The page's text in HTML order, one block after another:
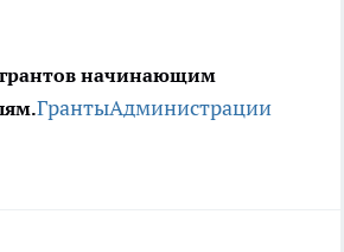
начинающим
ГрантыАдминистрации